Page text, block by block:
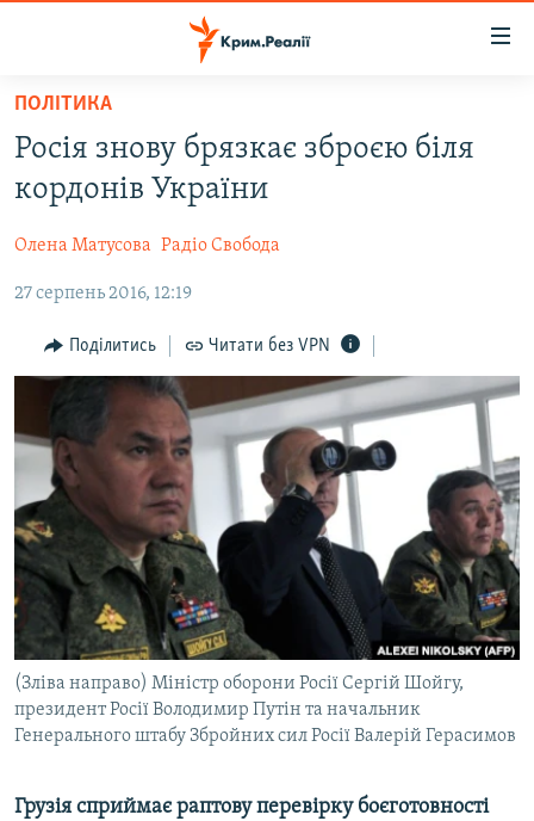
Перейти
основного
матеріалу
Перейти
до
навігації
Перейти
ВІДЕО ТА ФОТО
ПОЛІТИКА
БЛОГИ
ПОГЛЯД
ІНТЕРВ'Ю
ВСЕ ЗА ДЕНЬ
СПЕЦПРОЕКТИ
ДЕПОРТАЦІЯ
ВІДЕОУРОКИ «ELIFBE»
СВІДЧЕННЯ ОКУПАЦІЇ
УКРАЇНСЬКА ПРОБЛЕМА КРИМУ
ІНФОГРАФІКА
ЯК ОБІЙТИ БЛОКУВАННЯ
Русский
Qırımtatar
ДОЛУЧАЙСЯ!
Усі сайти RFE/RL
ПОЛІТИКА
Росія знову брязкає зброєю біля
кордонів України
Олена Матусова Радіо Свобода
27 серпень 2016, 12:19
Поділитись Читати без VPN
(Зліва направо) Міністр оборони Росії Сергій Шойгу,
президент Росії Володимир Путін та начальник
Генерального штабу Збройних сил Росії Валерій Герасимов
Грузія сприймає раптову перевірку боєготовності